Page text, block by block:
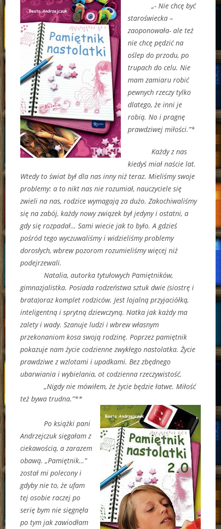
„- Nie chcę być
staroświecka –
zaoponowała- ale też
nie chcę pędzić na
oślep do przodu, po
trupach do celu. Nie
mam zamiaru robić
pewnych rzeczy tylko
dlatego, że inni je
robią. No i pragnę
prawdziwej miłości.”*
Każdy z nas
kiedyś miał naście lat.
Wtedy to świat był dla nas inny niż teraz. Mieliśmy swoje
problemy: a to nikt nas nie rozumiał, nauczyciele się
zwieli na nas, rodzice wymagają za dużo. Zakochiwaliśmy
się na zabój, każdy nowy związek był jedyny i ostatni, a
gdy się rozpadał… Sami wiecie jak to było. A gdzieś
pośród tego wyczuwaliśmy i widzieliśmy problemy
dorosłych, wbrew pozorom rozumieliśmy więcej niż
podejrzewali.
Natalia, autorka tytułowych Pamiętników,
gimnazjalistka. Posiada rodzeństwa sztuk dwie (siostrę i
brata)oraz komplet rodziców. Jest lojalną przyjaciółką,
inteligentną i sprytną dziewczyną. Natka jak każdy ma
zalety i wady. Szanuje ludzi i wbrew własnym
przekonaniom kosa swoją rodzinę. Poprzez pamiętnik
pokazuje nam życie codzienne zwykłego nastolatka. Życie
prawdziwe z wzlotami i upadkami. Bez zbędnego
ubarwiania i wybielania, ot codzienna rzeczywistość.
„Nigdy nie mówiłem, że życie będzie łatwe. Miłość
też bywa trudna.”**
Po książki pani
Andrzejczuk sięgałam z
ciekawością, a zarazem
obawą. „Pamiętnik…”
został mi polecony i
gdyby nie to, że ufam
tej osobie raczej po
serię bym nie sięgnęła
po tym jak zawiodłam